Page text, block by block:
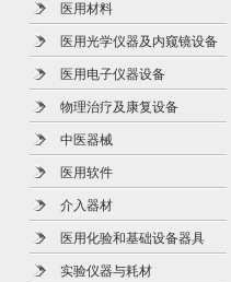
医用材料
医用光学仪器及内窥镜设备
医用电子仪器设备
物理治疗及康复设备
中医器械
医用软件
介入器材
医用化验和基础设备器具
实验仪器与耗材